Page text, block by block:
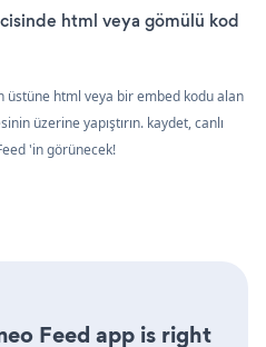
html veya gömülü kod
üstüne html veya bir embed kodu alan
üzerine yapıştırın. kaydet, canlı
'in görünecek!
Feed app is right